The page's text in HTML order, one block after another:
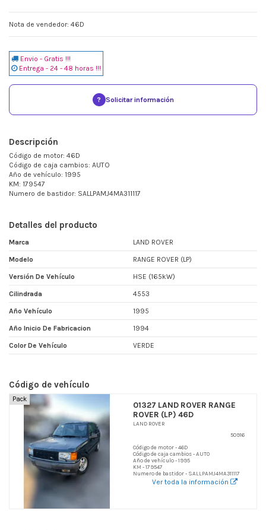
Nota de vendedor: 46D
Envio - Gratis !!!
Entrega - 24 - 48 horas !!!
? Solicitar información
Descripción
Código de motor: 46D
Código de caja cambios: AUTO
Año de vehículo: 1995
KM: 179547
Numero de bastidor: SALLPAMJ4MA311117
Detalles del producto
Marca LAND ROVER
Modelo RANGE ROVER (LP)
Versión De Vehículo HSE (165kW)
Cilindrada 4553
Año Vehículo 1995
Año Inicio De Fabricacion 1994
Color De Vehículo VERDE
Código de vehículo
Pack
01327 LAND ROVER RANGE
ROVER (LP) 46D
LAND ROVER
50916
Código de motor - 46D
Código de caja cambios - AUTO
Año de vehículo - 1995
KM - 179547
Numero de bastidor - SALLPAMJ4MA311117
Ver toda la información